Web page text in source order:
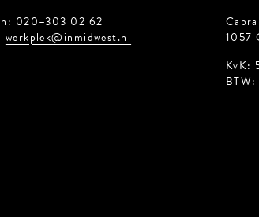
020–303 02 62
werkplek@inmidwest.nl
1057
KvK: